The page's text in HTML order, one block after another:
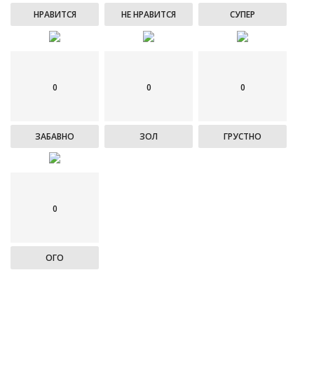
НРАВИТСЯ НЕ НРАВИТСЯ СУПЕР
0
ЗАБАВНО
0
ЗОЛ
0
ГРУСТНО
0
ОГО